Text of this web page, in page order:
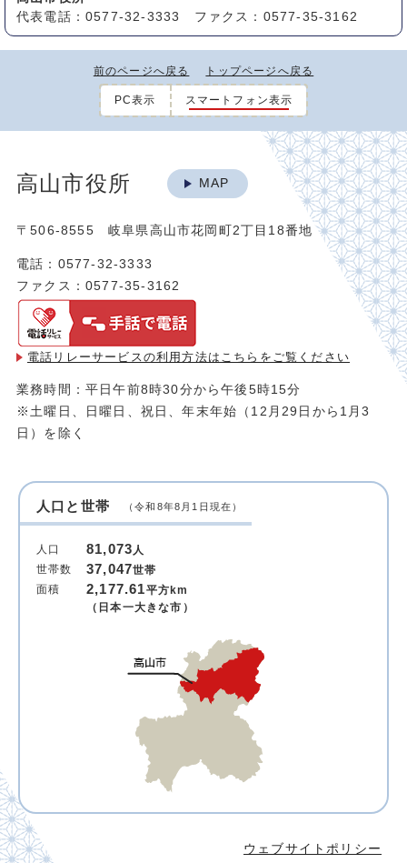
代表電話：0577-32-3333 ファクス：0577-35-3162
前のページへ戻る トップページへ戻る
PC表示 スマートフォン表示
高山市役所 MAP
〒506-8555 岐阜県高山市花岡町2丁目18番地
電話：0577-32-3333
ファクス：0577-35-3162
電話リレーサービスの利用方法は こちらをご覧ください
業務時間：平日午前8時30分から午後5時15分
※土曜日、日曜日、祝日、年末年始（12月29日から1月3
日）を除く
人口と世帯 （令和8年8月1日現在）
人口 81,073人
世帯数
37,047世帯
面積
2,177.61平方km
（日本一大きな市）
ウェブサイトポリシー